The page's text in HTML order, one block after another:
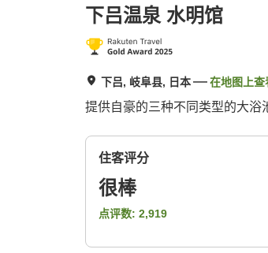
下吕温泉 水明馆
下吕, 岐阜县, 日本 在地图上查
提供自豪的三种不同类型的大浴
住客评分
很棒
点评数: 2,919